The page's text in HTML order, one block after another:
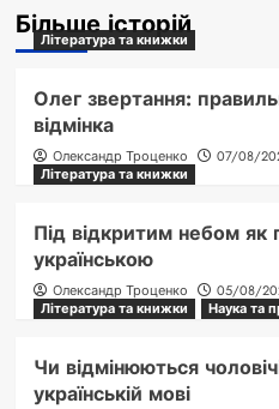
Більше історій
Література та книжки
Олег звертання:
відмінка
Олександр Троценко
07/08/
Література та книжки
Під відкритим небом як
українською
Олександр Троценко
05/08/
Література та книжки
Наука та
Чи відмінюються
українській мові